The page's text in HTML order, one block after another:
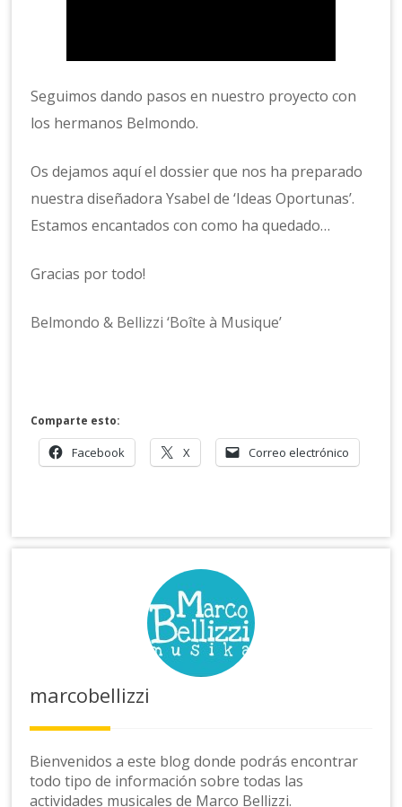
Seguimos dando pasos en nuestro proyecto con
los hermanos Belmondo.
Os dejamos aquí el dossier que nos ha preparado
nuestra diseñadora Ysabel de ‘Ideas Oportunas’.
Estamos encantados con como ha quedado…
Gracias por todo!
Belmondo & Bellizzi ‘Boîte à Musique’
Comparte esto:
Facebook X Correo electrónico
marcobellizzi
Bienvenidos a este blog donde podrás encontrar
todo tipo de información sobre todas las
actividades musicales de Marco Bellizzi.